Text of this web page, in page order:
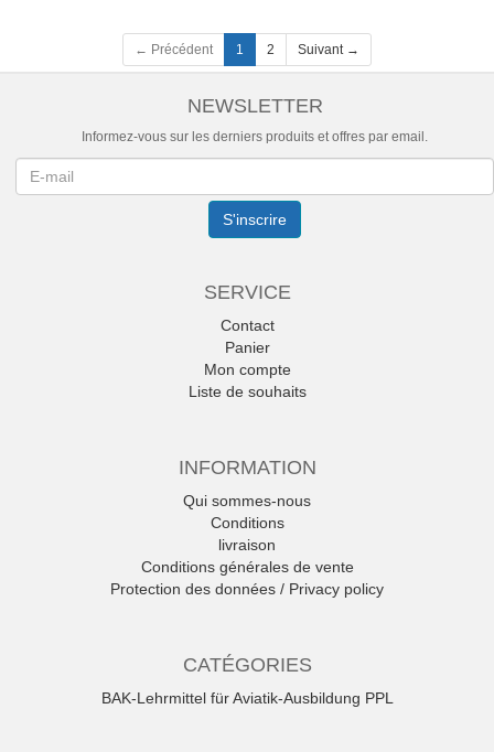
← Précédent 1 2 Suivant →
NEWSLETTER
Informez-vous sur les derniers produits et offres par email.
S'inscrire
SERVICE
Contact
Panier
Mon compte
Liste de souhaits
INFORMATION
Qui sommes-nous
Conditions
livraison
Conditions générales de vente
Protection des données / Privacy policy
CATÉGORIES
BAK-Lehrmittel für Aviatik-Ausbildung PPL